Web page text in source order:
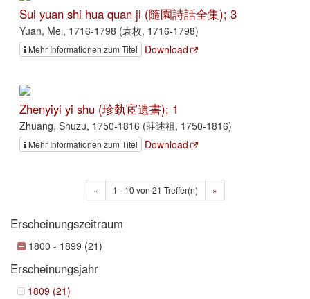
Sui yuan shi hua quan ji (隨園詩話全集); 3
Yuan, Mei, 1716-1798 (袁枚, 1716-1798)
Mehr Informationen zum Titel Download
Zhenyiyi yi shu (珍埶宧遺書); 1
Zhuang, Shuzu, 1750-1816 (莊述祖, 1750-1816)
Mehr Informationen zum Titel Download
« 1 - 10 von 21 Treffer(n) »
Erscheinungszeitraum
1800 - 1899 (21)
Erscheinungsjahr
1809 (21)